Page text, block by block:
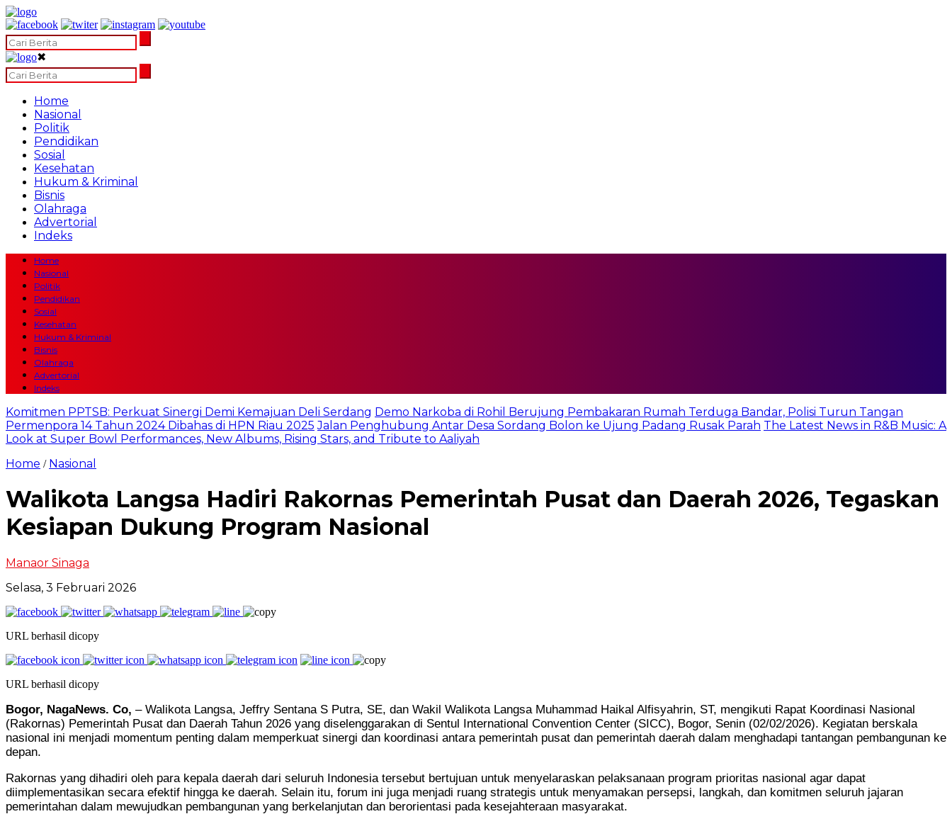
✖
Home
Nasional
Politik
Pendidikan
Sosial
Kesehatan
Hukum & Kriminal
Bisnis
Olahraga
Advertorial
Indeks
Home
Nasional
Politik
Pendidikan
Sosial
Kesehatan
Hukum & Kriminal
Bisnis
Olahraga
Advertorial
Indeks
Komitmen PPTSB: Perkuat Sinergi Demi Kemajuan Deli Serdang Demo Narkoba di Rohil Berujung Pembakaran Rumah Terduga Bandar, Polisi Turun Tangan
Permenpora 14 Tahun 2024 Dibahas di HPN Riau 2025 Jalan Penghubung Antar Desa Sordang Bolon ke Ujung Padang Rusak Parah The Latest News in R&B Music: A
Look at Super Bowl Performances, New Albums, Rising Stars, and Tribute to Aaliyah
Home / Nasional
Walikota Langsa Hadiri Rakornas Pemerintah Pusat dan Daerah 2026, Tegaskan
Kesiapan Dukung Program Nasional
Manaor Sinaga
Selasa, 3 Februari 2026
URL berhasil dicopy
URL berhasil dicopy
Bogor, NagaNews. Co, – Walikota Langsa, Jeffry Sentana S Putra, SE, dan Wakil Walikota Langsa Muhammad Haikal Alfisyahrin, ST, mengikuti Rapat Koordinasi Nasional
(Rakornas) Pemerintah Pusat dan Daerah Tahun 2026 yang diselenggarakan di Sentul International Convention Center (SICC), Bogor, Senin (02/02/2026). Kegiatan berskala
nasional ini menjadi momentum penting dalam memperkuat sinergi dan koordinasi antara pemerintah pusat dan pemerintah daerah dalam menghadapi tantangan pembangunan ke
depan.
Rakornas yang dihadiri oleh para kepala daerah dari seluruh Indonesia tersebut bertujuan untuk menyelaraskan pelaksanaan program prioritas nasional agar dapat
diimplementasikan secara efektif hingga ke daerah. Selain itu, forum ini juga menjadi ruang strategis untuk menyamakan persepsi, langkah, dan komitmen seluruh jajaran
pemerintahan dalam mewujudkan pembangunan yang berkelanjutan dan berorientasi pada kesejahteraan masyarakat.